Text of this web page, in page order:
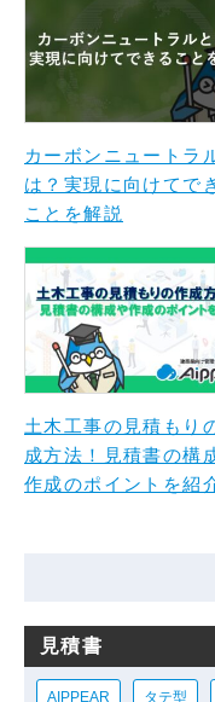
カーボンニュートラ
は？実現に向けてで
ことを解説
土木工事の見積もり
成方法！見積書の構
作成のポイントを紹
見積書
AIPPEAR タテ型